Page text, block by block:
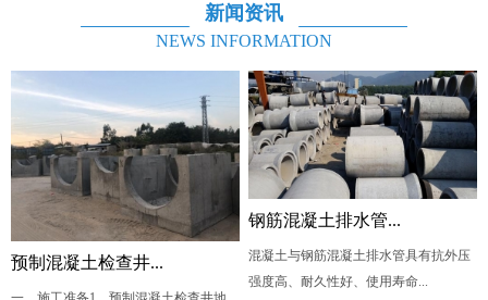
新闻资讯
NEWS INFORMATION
预制混凝土检查井...
钢筋混凝土排水管...
混凝土与钢筋混凝土排水管具有抗外压
强度高、耐久性好、使用寿命...